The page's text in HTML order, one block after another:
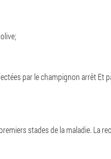
par le champignonarrêt Et
stades de la maladie. La